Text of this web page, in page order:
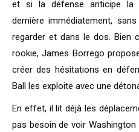
et si la défense anticipe la
dernière immédiatement,
regarder et dans le dos. Bien
rookie, James Borrego
créer des hésitations en
Ball les exploite avec une
En effet, il lit déjà les
pas besoin de voir